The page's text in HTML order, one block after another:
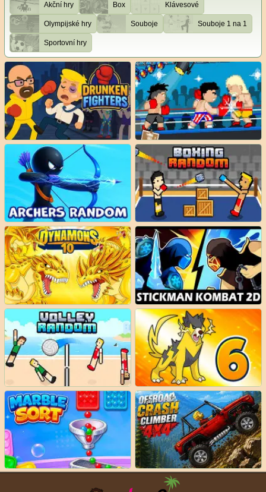
Akční hry Box Klávesové
Olympijské hry Souboje Souboje 1 na 1
Sportovní hry